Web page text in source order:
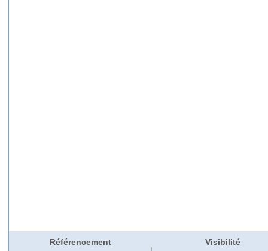
Référencement Visibilité